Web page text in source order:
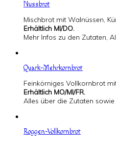
Nussbrot
Mischbrot mit Walnüssen,
Erhältlich MI/DO.
Mehr Infos zu den Zutaten,
Quark-Mehrkornbrot
Feinkörniges Vollkornbrot
Erhältlich MO/MI/FR.
Alles über die Zutaten
Roggen-Vollkornbrot